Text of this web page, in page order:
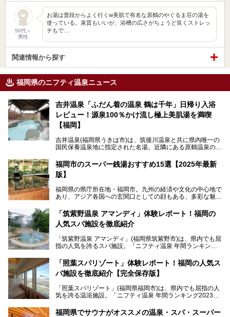
50代～
男性
お湯は普段からよく行くw美肌で有名な原鶴のやぐるま荘の湯を
使っている。泉質もいいが、浴槽の広さがちょうど良くストレッ
チもで…
関連情報から探す
福岡県のニフティ温泉ニュース
吉井温泉「ふだん着の温泉 鶴は千年」日帰り入浴
レビュー！源泉100％かけ流し極上美肌湯を満喫
【福岡】
吉井温泉(福岡県うきは市)は、筑後川温泉と共に県内唯一の
国民保養温泉地に指定された名湯。近隣にある原鶴温泉の観
す。
「ふだん着の温泉 鶴は千年」は、吉井温泉にある日帰り入
住民や温泉ファンに愛され続けています。今回は筆者自ら日
帰り入浴し、自慢の温泉を中心に詳細レビューします！
福岡市のスーパー銭湯おすすめ15選【2025年最新
版】
福岡県の県庁所在地・福岡市。九州の経済や文化の中心地で
あり、アジア各国への玄関口としての顔もある、多彩な魅力
そんな福岡市は、スーパー銭湯も多種多彩。玄界灘を眺めら
れるリゾート気分満点のスーパー銭湯から、繁華街近くのレ
いスーパー銭湯を一挙ご紹介します。
「筑紫野温泉 アマンディ」体験レポート！福岡の
人気スパ施設を徹底紹介
「筑紫野温泉 アマンディ」(福岡県筑紫野市)は、県内でも屈
指の人気を誇るスパ施設。「ニフティ温泉 年間ランキング2
入浴客で賑わっています。
そこで今回は、ニフティ温泉ライターである筆者が現地訪
ーム・併設するレストランを体験し、それらの全貌を徹底紹
介します！
「照葉スパリゾート」体験レポート！福岡の人気ス
パ施設を徹底紹介【完全保存版】
「照葉スパリゾート」(福岡県福岡市)は、県内でも屈指の人
気を誇る温浴施設。「ニフティ温泉 年間ランキング2023」
常連客で賑わっています。
福岡県でサウナがオススメの温泉・スパ・スーパー